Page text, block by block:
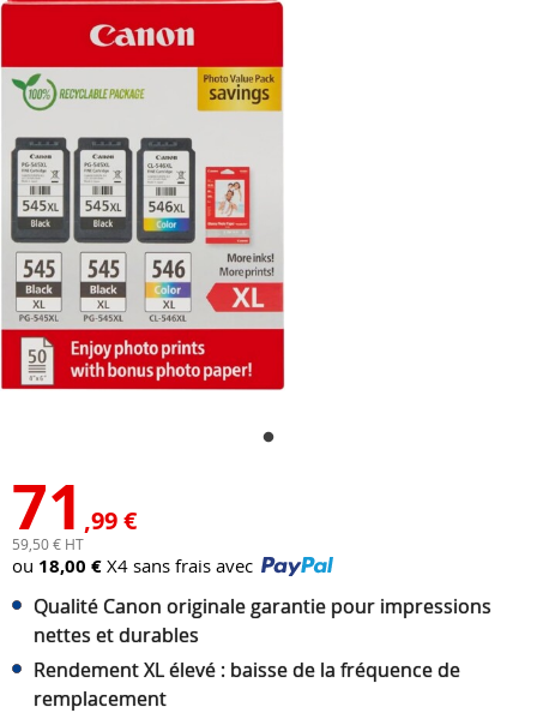
71 ,99 €
59,50 € HT
ou 18,00 € X4 sans frais avec
Qualité Canon originale garantie pour impressions
nettes et durables
Rendement XL élevé : baisse de la fréquence de
remplacement